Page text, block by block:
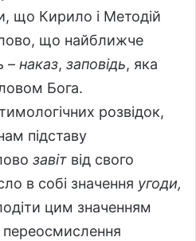
що Кирило і Методій
що найближче
– наказ, заповідь, яка
Бога.
розвідок,
підставу
завіт від свого
в собі значення угоди,
цим значенням
переосмислення